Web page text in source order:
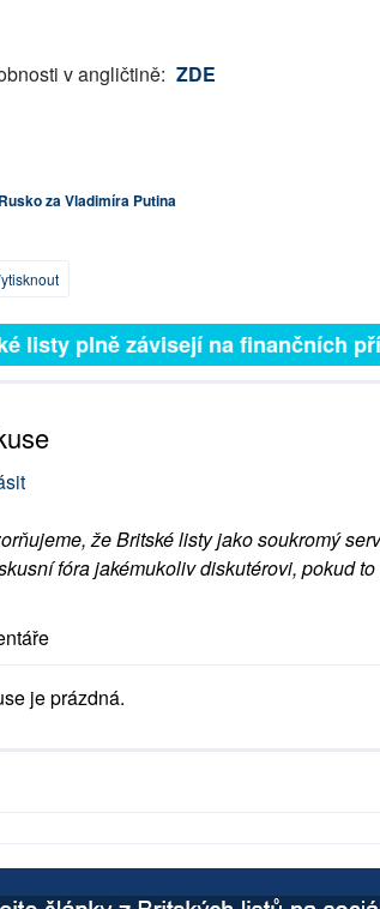
v angličtině: ZDE
Rusko za Vladimíra Putina
listy plně závisejí na finančních
že Britské listy jako soukromý
fóra jakémukoliv diskutérovi, pokud
je prázdná.